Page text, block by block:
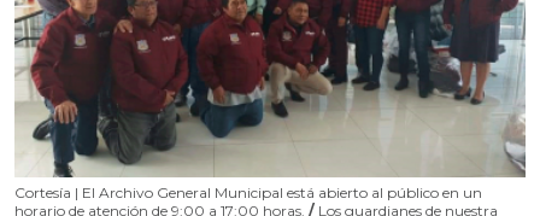
Cortesía | El Archivo General Municipal está abierto al público en un
horario de atención de 9:00 a 17:00 horas. / Los guardianes de nuestra